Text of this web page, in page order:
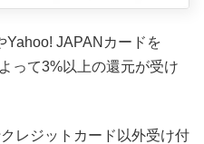
Yahoo! JAPANカードを
って3%以上の還元が受け
レジットカード以外受け付